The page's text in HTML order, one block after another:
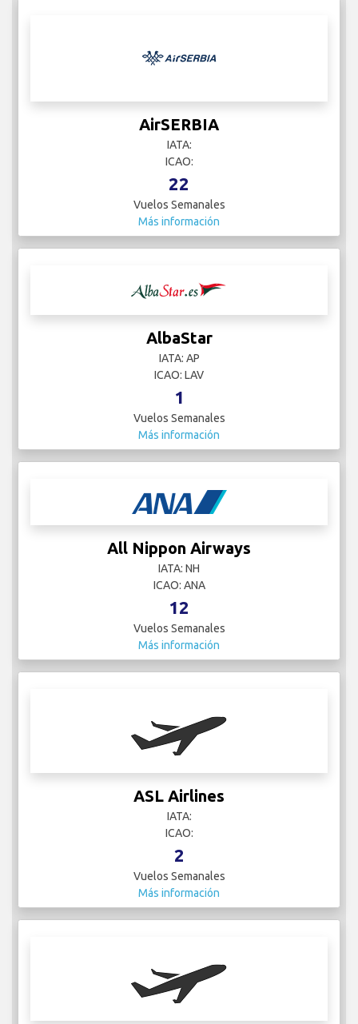
AirSERBIA
IATA:
ICAO:
22
Vuelos Semanales
Más información
AlbaStar
IATA: AP
ICAO: LAV
1
Vuelos Semanales
Más información
All Nippon Airways
IATA: NH
ICAO: ANA
12
Vuelos Semanales
Más información
ASL Airlines
IATA:
ICAO:
2
Vuelos Semanales
Más información